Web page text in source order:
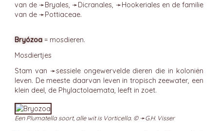
van de ➛Bryales, ➛Dicranales, ➛Hookeriales en de familie
van de ➛Pottiaceae.
Bryózoa = mosdieren.
Mosdiertjes
Stam van ➛sessieleongewervelde dieren die in koloniën
leven. De meeste daarvan leven in tropisch zeewater, een
klein deel, de Phylactolaemata, leeft in zoet.
Een Plumatella soort, alle wit is Vorticella. © ➛G.H. Visser